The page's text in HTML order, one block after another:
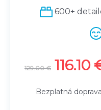
600+
129.00€ price
was:
129.00
116.10
Bezplatná